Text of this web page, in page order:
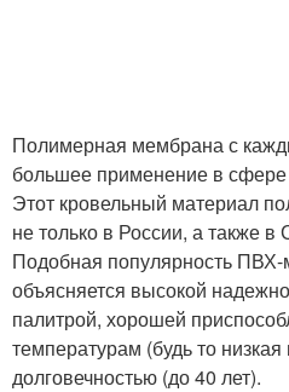
Полимерная мембрана с
большее применение в сфере
Этот кровельный материал
не только в России, а также
Подобная популярность
объясняется высокой
палитрой, хорошей
температурам (будь то
долговечностью (до 40 лет).